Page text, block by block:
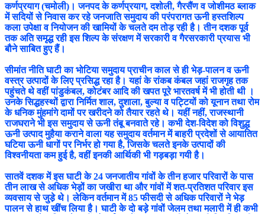
कर्णप्रयाग (चमोली)। जनपद के कर्णप्रयाग, दशोली, गैरसैंण व जोशीमठ ब्लाक
में सदियों से निवास कर रहे जनजाति समुदाय की परंपरागत ऊनी हस्तशिल्प
कला उपेक्षा व नियोजन की खामियों के चलते दम तोड़ रही है। तीन दशक पूर्व
तक अति समृद्ध रही इस शिल्प के संरक्षण में सरकारी व गैरसरकारी प्रयास भी
बौने साबित हुए हैं।
सीमांत नीति घाटी का भोटिया समुदाय प्राचीन काल से ही भेड़-पालन व ऊनी
वस्त्र उत्पादों के लिए प्रसिद्ध रहा है। यहां के रांकब कंबल जहां राजगृह तक
पहुंचते थे वहीं पांडुकंबल, कोटंबर आदि की खपत पूरे भारतवर्ष में भी होती थी ।
उनके सिद्धहस्थों द्वारा निर्मित शाल, दुशाला, बुल्या व पट्टियों को यूनान तथा रोम
के धनिक मुंहमांगे दामों पर खरीदने को तैयार रहते थे। यहीं नहीं, राजस्थानी
राजघराने भी इस समुदाय से ऊनी तंबू बनवाते रहे। कभी देश-विदेश को विशुद्ध
ऊनी उत्पाद मुहैया कराने वाला यह समुदाय वर्तमान में बाहरी प्रदेशों से आयातित
घटिया ऊनी धागों पर निर्भर हो गया है, जिसके चलते इनके उत्पादों की
विश्वनीयता कम हुई है, वहीं इनकी आर्थिकी भी गड़बड़ा गयी है।
सातवें दशक में इस घाटी के 24 जनजातीय गांवों के तीन हजार परिवारों के पास
तीन लाख से अधिक भेड़ों का जखीरा था और गांवों में शत-प्रतिशत परिवार इस
व्यवसाय से जुडे़ थे। लेकिन वर्तमान में 85 फीसदी से अधिक परिवारों ने भेड़
पालन से हाथ खींच लिया है। घाटी के दो बड़े गांवों जेलम तथा मलारी में ही कभी